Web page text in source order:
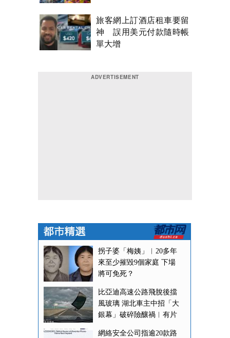
旅客網上訂酒店租車要留
神 誤用美元付款隨時帳
單大增